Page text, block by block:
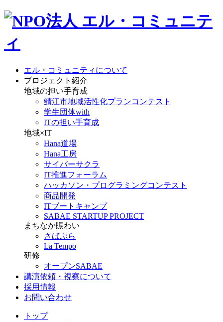
エル・コミュニティについて
プロジェクト紹介
地域の担い手育成
鯖江市地域活性化プランコンテスト
学生団体with
ITの担い手育成
地域×IT
Hana道場
Hana工房
サイバーサクラ
IT推進フォーラム
ハッカソン・プログラミングコンテスト
商品開発
ITブートキャンプ
SABAE STARTUP PROJECT
まちなか賑わい
さばぷら
La Tempo
研修
オープンSABAE
講演依頼・視察について
採用情報
お問い合わせ
トップ